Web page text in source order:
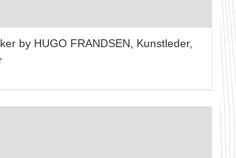
by HUGO FRANDSEN, Kunstleder,